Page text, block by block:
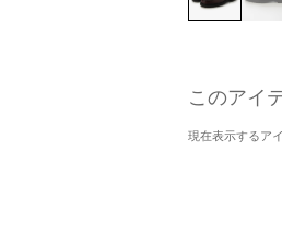
このアイ
現在表示するア